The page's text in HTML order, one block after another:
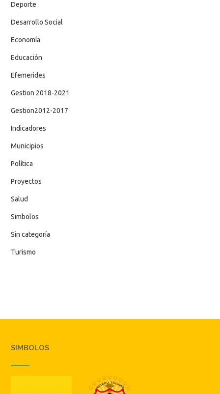
Deporte
Desarrollo Social
Economía
Educación
Efemerides
Gestion 2018-2021
Gestion2012-2017
Indicadores
Municipios
Política
Proyectos
Salud
Simbolos
Sin categoría
Turismo
SIMBOLOS